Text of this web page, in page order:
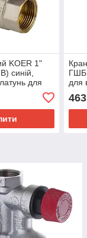
KOER 1"
синій,
для
(KR2718)
ГШБ
для
463